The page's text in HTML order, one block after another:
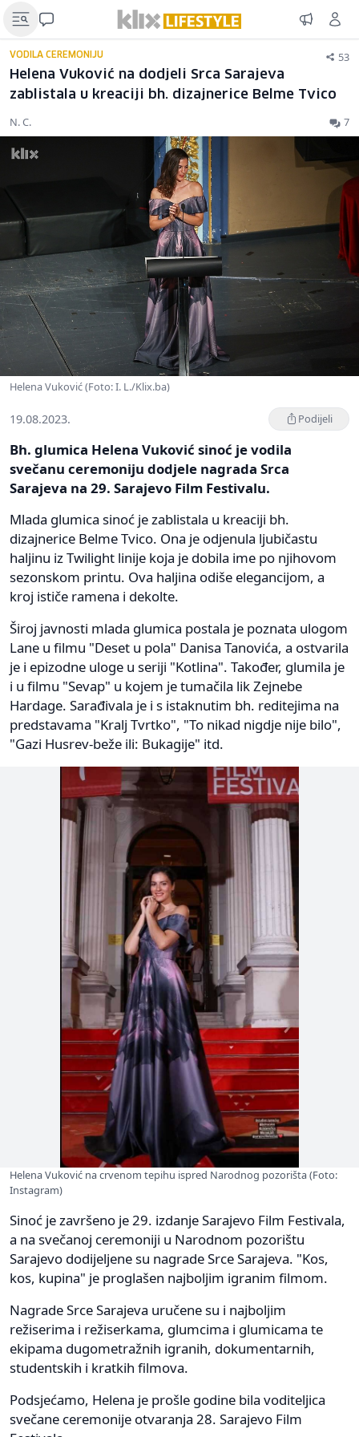
VODILA CEREMONIJU 53
Helena Vuković na dodjeli Srca Sarajeva
zablistala u kreaciji bh. dizajnerice Belme Tvico
N. C. 7
Helena Vuković (Foto: I. L./Klix.ba)
19.08.2023. Podijeli
Bh. glumica Helena Vuković sinoć je vodila
svečanu ceremoniju dodjele nagrada Srca
Sarajeva na 29. Sarajevo Film Festivalu.
Mlada glumica sinoć je zablistala u kreaciji bh.
dizajnerice Belme Tvico. Ona je odjenula ljubičastu
haljinu iz Twilight linije koja je dobila ime po njihovom
sezonskom printu. Ova haljina odiše elegancijom, a
kroj ističe ramena i dekolte.
Široj javnosti mlada glumica postala je poznata ulogom
Lane u filmu "Deset u pola" Danisa Tanovića, a ostvarila
je i epizodne uloge u seriji "Kotlina". Također, glumila je
i u filmu "Sevap" u kojem je tumačila lik Zejnebe
Hardage. Sarađivala je i s istaknutim bh. reditejima na
predstavama "Kralj Tvrtko", "To nikad nigdje nije bilo",
"Gazi Husrev-beže ili: Bukagije" itd.
Helena Vuković na crvenom tepihu ispred Narodnog pozorišta (Foto:
Instagram)
Sinoć je završeno je 29. izdanje Sarajevo Film Festivala,
a na svečanoj ceremoniji u Narodnom pozorištu
Sarajevo dodijeljene su nagrade Srce Sarajeva. "Kos,
kos, kupina" je proglašen najboljim igranim filmom.
Nagrade Srce Sarajeva uručene su i najboljim
režiserima i režiserkama, glumcima i glumicama te
ekipama dugometražnih igranih, dokumentarnih,
studentskih i kratkih filmova.
Podsjećamo, Helena je prošle godine bila voditeljica
svečane ceremonije otvaranja 28. Sarajevo Film